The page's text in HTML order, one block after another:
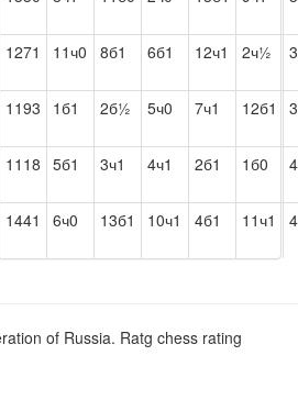
1271 11ч0 8б1 6б1 12ч1 2ч½
1193 1б1 2б½ 5ч0 7ч1 12б1
1118 5б1 3ч1 4ч1 2б1 1б0
1441 6ч0 13б1 10ч1 4б1 11ч1
of Russia. Ratg chess rating